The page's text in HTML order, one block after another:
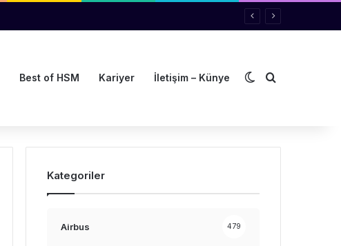
Best of HSM Kariyer İletişim – Künye Dış görünümü
Arama yap
Kategoriler
Airbus 479